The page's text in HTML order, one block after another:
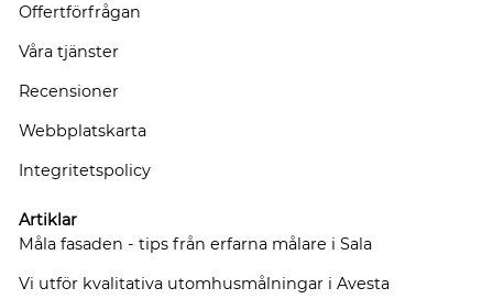
Offertförfrågan
Våra tjänster
Recensioner
Webbplatskarta
Integritetspolicy
Artiklar
Måla fasaden - tips från erfarna målare i Sala
Vi utför kvalitativa utomhusmålningar i Avesta